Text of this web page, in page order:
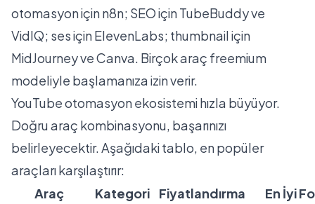
otomasyon için n8n; SEO için TubeBuddy ve
VidIQ; ses için ElevenLabs; thumbnail için
MidJourney ve Canva. Birçok araç freemium
modeliyle başlamanıza izin verir.
YouTube otomasyon ekosistemi hızla büyüyor.
Doğru araç kombinasyonu, başarınızı
belirleyecektir. Aşağıdaki tablo, en popüler
araçları karşılaştırır:
Araç
Kategori Fiyatlandırma En İyi